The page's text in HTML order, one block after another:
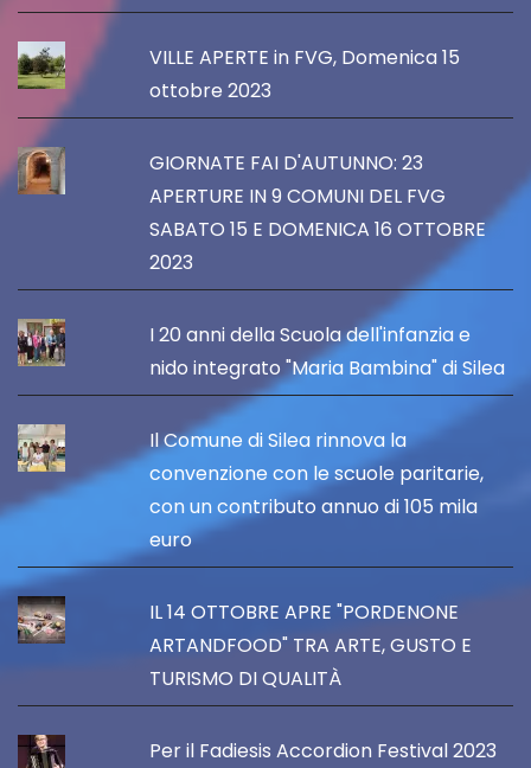
VILLE APERTE in FVG, Domenica 15
ottobre 2023
GIORNATE FAI D'AUTUNNO: 23
APERTURE IN 9 COMUNI DEL FVG
SABATO 15 E DOMENICA 16 OTTOBRE
2023
I 20 anni della Scuola dell'infanzia e
nido integrato "Maria Bambina" di Silea
Il Comune di Silea rinnova la
convenzione con le scuole paritarie,
con un contributo annuo di 105 mila
euro
IL 14 OTTOBRE APRE "PORDENONE
ARTANDFOOD" TRA ARTE, GUSTO E
TURISMO DI QUALITÀ
Per il Fadiesis Accordion Festival 2023